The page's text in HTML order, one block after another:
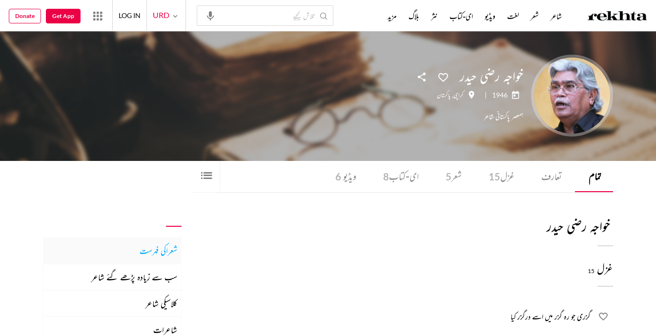
خواجہ رضی حیدر
1946
| کراچی, پاکستان
ہمعصر پاکستانی شاعر
تمام تعارف غزل15 شعر5 ای-کتاب8 ویڈیو 6
خواجہ رضی حیدر
غزل 15
گزری جو رہ گزر میں اسے درگزر کیا
شعراکی فہرست
سب سے زیادہ پڑھے گئے شاعر
کلاسیکی شاعر
شاعرات
شاعر شعر لغت ویڈیو ای-کتاب نثر بلاگ مزید URD
LOG IN
Get App
Donate